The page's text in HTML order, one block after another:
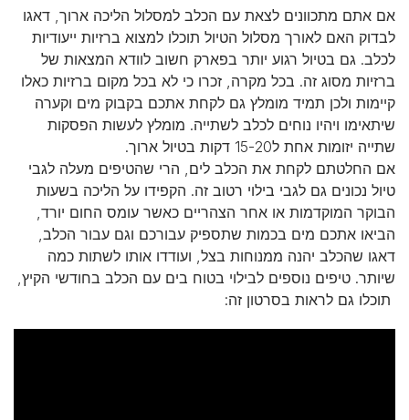
אם אתם מתכוונים לצאת עם הכלב למסלול הליכה ארוך, דאגו
לבדוק האם לאורך מסלול הטיול תוכלו למצוא ברזיות ייעודיות
לכלב. גם בטיול רגוע יותר בפארק חשוב לוודא המצאות של
ברזיות מסוג זה. בכל מקרה, זכרו כי לא בכל מקום ברזיות כאלו
קיימות ולכן תמיד מומלץ גם לקחת אתכם בקבוק מים וקערה
שיתאימו ויהיו נוחים לכלב לשתייה. מומלץ לעשות הפסקות
שתייה יזומות אחת ל15-20 דקות בטיול ארוך.
אם החלטתם לקחת את הכלב לים, הרי שהטיפים מעלה לגבי
טיול נכונים גם לגבי בילוי רטוב זה. הקפידו על הליכה בשעות
הבוקר המוקדמות או אחר הצהריים כאשר עומס החום יורד,
הביאו אתכם מים בכמות שתספיק עבורכם וגם עבור הכלב,
דאגו שהכלב יהנה ממנוחות בצל, ועודדו אותו לשתות כמה
שיותר. טיפים נוספים לבילוי בטוח בים עם הכלב בחודשי הקיץ,
תוכלו גם לראות בסרטון זה: